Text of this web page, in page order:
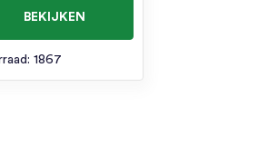
BEKIJKEN
1867